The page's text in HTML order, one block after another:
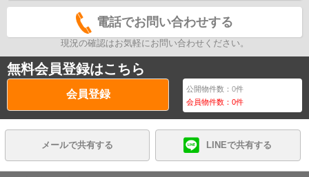
電話でお問い合わせする
現況の確認はお気軽にお問い合わせください。
無料会員登録はこちら
会員登録 公開物件数：0件
会員物件数：0件
メールで共有する LINEで共有する